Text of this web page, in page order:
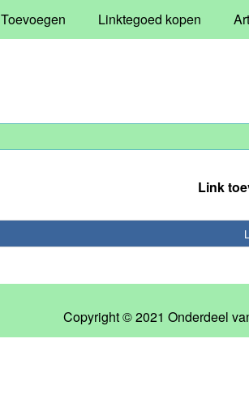
Toevoegen Linktegoed kopen
Link
Copyright © 2021 Onderdeel